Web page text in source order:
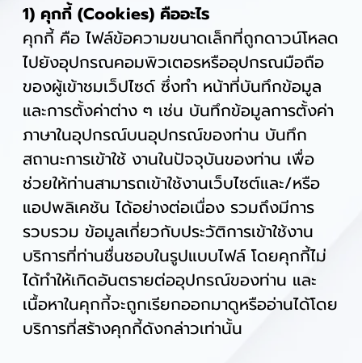
1) คุกกี้ (Cookies) คืออะไร
คุกกี้ คือ ไฟล์ข้อความขนาดเล็กที่ถูกดาวน์โหลด
ไปยังอุปกรณคอมพิวเตอรหรืออุปกรณมือถือ
ของผู้เข้าชมเว็ปไซด์ ซึ่งทำ หน้าที่บันทึกข้อมูล
และการตั้งค่าต่าง ๆ เช่น บันทึกข้อมูลการตั้งค่า
ภาษาในอุปกรณ์บนอุปกรณ์ของท่าน บันทึก
สถานะการเข้าใช้ งานในปัจจุบันของท่าน เพื่อ
ช่วยให้ท่านสามารถเข้าใช้งานเว็บไซต์และ/หรือ
แอปพลิเคชัน ได้อย่างต่อเนื่อง รวมถึงมีการ
รวบรวม ข้อมูลเกี่ยวกับประวัติการเข้าใช้งาน
บริการที่ท่านชื่นชอบในรูปแบบไฟล์ โดยคุกกี้ไม่
ได้ทำให้เกิดอันตรายต่ออุปกรณ์ของท่าน และ
เนื้อหาในคุกกี้จะถูกเรียกออกมาดูหรืออ่านได้โดย
บริการที่สร้างคุกกี้ดังกล่าวเท่านั้น